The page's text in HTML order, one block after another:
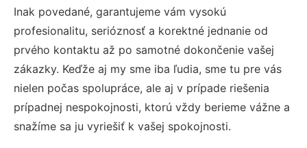
Inak povedané, garantujeme vám vysokú
profesionalitu, serióznosť a korektné jednanie od
prvého kontaktu až po samotné dokončenie vašej
zákazky. Keďže aj my sme iba ľudia, sme tu pre vás
nielen počas spolupráce, ale aj v prípade riešenia
prípadnej nespokojnosti, ktorú vždy berieme vážne a
snažíme sa ju vyriešiť k vašej spokojnosti.